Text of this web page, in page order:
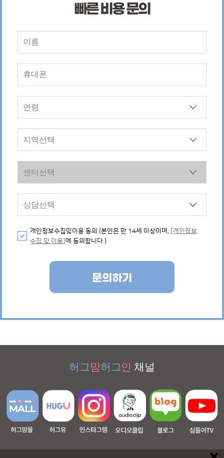
빠른 비용 문의
개인정보수집및이용 동의 (본인은 만 14세 이상이며,
[개인정보
수집 및 이용]에 동의합니다.)
문의하기
허그 맘허그인 채널